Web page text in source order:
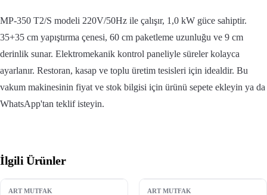
MP-350 T2/S modeli 220V/50Hz ile çalışır, 1,0 kW güce sahiptir.
35+35 cm yapıştırma çenesi, 60 cm paketleme uzunluğu ve 9 cm
derinlik sunar. Elektromekanik kontrol paneliyle süreler kolayca
ayarlanır. Restoran, kasap ve toplu üretim tesisleri için idealdir. Bu
vakum makinesinin fiyat ve stok bilgisi için ürünü sepete ekleyin ya da
WhatsApp'tan teklif isteyin.
İlgili Ürünler
ART MUTFAK ART MUTFAK